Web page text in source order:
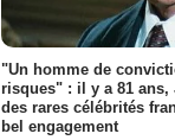
"Un homme de
risques" : il y a 81 ans,
des rares célébrités
bel engagement